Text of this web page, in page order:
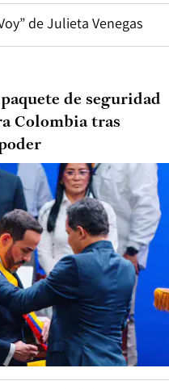
de Julieta Venegas
de seguridad
Colombia tras